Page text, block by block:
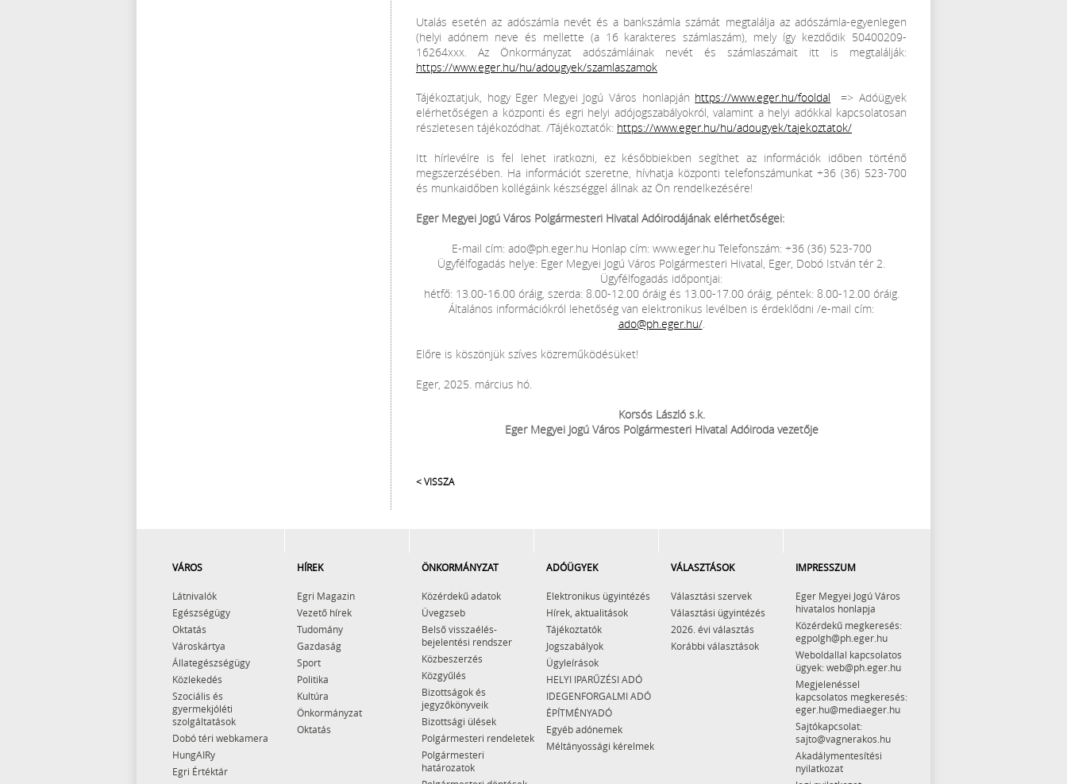
Utalás esetén az adószámla nevét és a bankszámla számát megtalálja az adószámla-egyenlegen
(helyi adónem neve és mellette (a 16 karakteres számlaszám), mely így kezdődik 50400209-
16264xxx. Az Önkormányzat adószámláinak nevét és számlaszámait itt is megtalálják:
https://www.eger.hu/hu/adougyek/szamlaszamok
Tájékoztatjuk, hogy Eger Megyei Jogú Város honlapján https://www.eger.hu/fooldal => Adóügyek
elérhetőségen a központi és egri helyi adójogszabályokról, valamint a helyi adókkal kapcsolatosan
részletesen tájékozódhat. /Tájékoztatók: https://www.eger.hu/hu/adougyek/tajekoztatok/
Itt hírlevélre is fel lehet iratkozni, ez későbbiekben segíthet az információk időben történő
megszerzésében. Ha információt szeretne, hívhatja központi telefonszámunkat +36 (36) 523-700
és munkaidőben kollégáink készséggel állnak az Ön rendelkezésére!
Eger Megyei Jogú Város Polgármesteri Hivatal Adóirodájának elérhetőségei:
E-mail cím: ado@ph.eger.hu Honlap cím: www.eger.hu Telefonszám: +36 (36) 523-700
Ügyfélfogadás helye: Eger Megyei Jogú Város Polgármesteri Hivatal, Eger, Dobó István tér 2.
Ügyfélfogadás időpontjai:
hétfő: 13.00-16.00 óráig, szerda: 8.00-12.00 óráig és 13.00-17.00 óráig, péntek: 8.00-12.00 óráig.
Általános információkról lehetőség van elektronikus levélben is érdeklődni /e-mail cím:
ado@ph.eger.hu/.
Előre is köszönjük szíves közreműködésüket!
Eger, 2025. március hó.
Korsós László s.k.
Eger Megyei Jogú Város Polgármesteri Hivatal Adóiroda vezetője
< VISSZA
VÁROS
Látnivalók
Egészségügy
Oktatás
Városkártya
Állategészségügy
Közlekedés
Szociális és
gyermekjóléti
szolgáltatások
Dobó téri webkamera
HungAIRy
Egri Értéktár
HÍREK
Egri Magazin
Vezető hírek
Tudomány
Gazdaság
Sport
Politika
Kultúra
Önkormányzat
Oktatás
ÖNKORMÁNYZAT
Közérdekű adatok
Üvegzseb
Belső visszaélés-
bejelentési rendszer
Közbeszerzés
Közgyűlés
Bizottságok és
jegyzőkönyveik
Bizottsági ülések
Polgármesteri rendeletek
Polgármesteri
határozatok
ADÓÜGYEK
Elektronikus ügyintézés
Hírek, aktualitások
Tájékoztatók
Jogszabályok
Ügyleírások
HELYI IPARŰZÉSI ADÓ
IDEGENFORGALMI ADÓ
ÉPÍTMÉNYADÓ
Egyéb adónemek
Méltányossági kérelmek
VÁLASZTÁSOK
Választási szervek
Választási ügyintézés
2026. évi választás
Korábbi választások
IMPRESSZUM
Eger Megyei Jogú Város
hivatalos honlapja
Közérdekű megkeresés:
egpolgh@ph.eger.hu
Weboldallal kapcsolatos
ügyek: web@ph.eger.hu
Megjelenéssel
kapcsolatos megkeresés:
eger.hu@mediaeger.hu
Sajtókapcsolat:
sajto@vagnerakos.hu
Akadálymentesítési
nyilatkozat